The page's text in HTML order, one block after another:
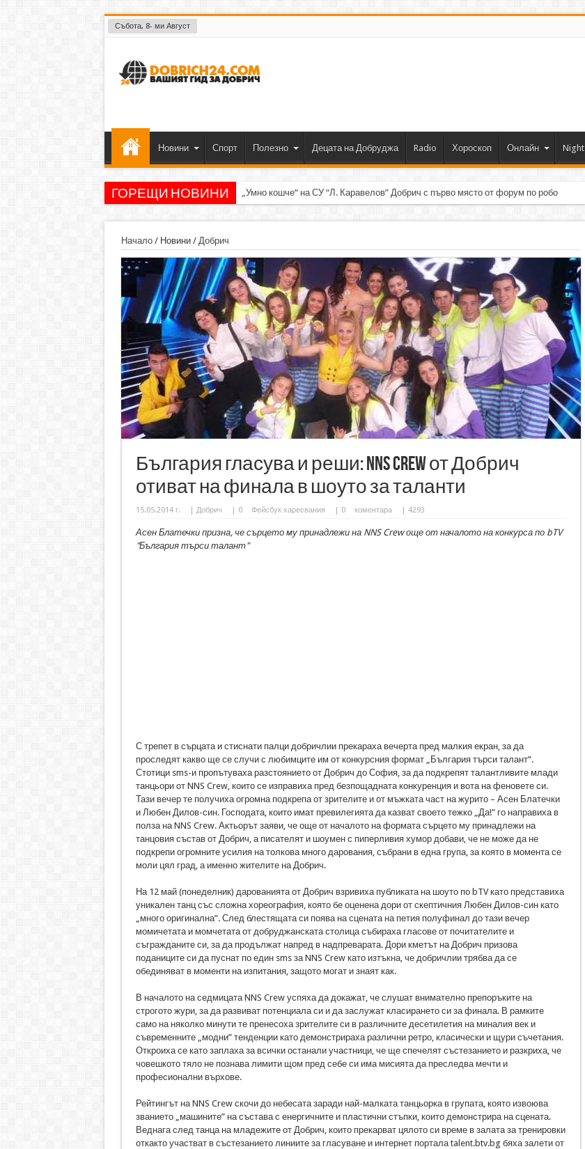
Събота, 8- ми Август
Новини Спорт Полезно Децата на Добруджа Radio Хороскоп Онлайн Night
ГОРЕЩИ НОВИНИ „Умно кошче“ на СУ “Л. Каравелов” Добрич с първо място от форум по роботика
Начало/ Новини/ Добрич
България гласува и реши: NNS Crew от Добрич
отиват на финала в шоуто за таланти
15.05.2014 г. | Добрич | 0 Фейсбук харесвания | 0 коментара | 4293
Асен Блатечки призна, че сърцето му принадлежи на NNS Crew още от началото на конкурса по bTV
"България търси талант"
С трепет в сърцата и стиснати палци добричлии прекараха вечерта пред малкия екран, за да
проследят какво ще се случи с любимците им от конкурсния формат „България търси талант”.
Стотици sms-и пропътуваха разстоянието от Добрич до София, за да подкрепят талантливите млади
танцьори от NNS Crew, които се изправиха пред безпощадната конкуренция и вота на феновете си.
Тази вечер те получиха огромна подкрепа от зрителите и от мъжката част на журито – Асен Блатечки
и Любен Дилов-син. Господата, които имат превилегията да казват своето тежко „Да!” го направиха в
полза на NNS Crew. Актьорът заяви, че още от началото на формата сърцето му принадлежи на
танцовия състав от Добрич, а писателят и шоумен с пиперливия хумор добави, че не може да не
подкрепи огромните усилия на толкова много дарования, събрани в една група, за която в момента се
моли цял град, а именно жителите на Добрич.
На 12 май (понеделник) дарованията от Добрич взривиха публиката на шоуто по bTV като представиха
уникален танц със сложна хореография, която бе оценена дори от скептичния Любен Дилов-син като
„много оригинална”. След блестящата си поява на сцената на петия полуфинал до тази вечер
момичетата и момчетата от добруджанската столица събираха гласове от почитателите и
съгражданите си, за да продължат напред в надпреварата. Дори кметът на Добрич призова
поданиците си да пуснат по един sms за NNS Crew като изтъкна, че добричлии трябва да се
обединяват в моменти на изпитания, защото могат и знаят как.
В началото на седмицата NNS Crew успяха да докажат, че слушат внимателно препоръките на
строгото жури, за да развиват потенциала си и да заслужат класирането си за финала. В рамките
само на няколко минути те пренесоха зрителите си в различните десетилетия на миналия век и
съвременните „модни” тенденции като демонстрираха различни ретро, класически и щури съчетания.
Откроиха се като заплаха за всички останали участници, че ще спечелят състезанието и разкриха, че
човешкото тяло не познава лимити щом пред себе си има мисията да преследва мечти и
професионални върхове.
Рейтингът на NNS Crew скочи до небесата заради най-малката танцьорка в групата, която извоюва
званието „машините” на състава с енергичните и пластични стъпки, които демонстрира на сцената.
Веднага след танца на младежите от Добрич, които прекарват цялото си време в залата за тренировки
откакто участват в състезанието линиите за гласуване и интернет портала talent.btv.bg бяха залети от